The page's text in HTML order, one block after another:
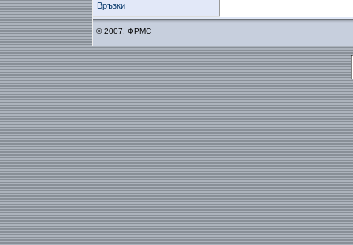
Връзки
© 2007, ФРМС